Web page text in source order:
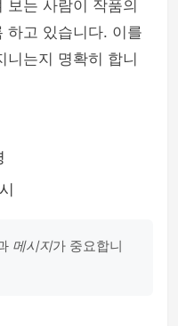
보는 사람이 작품의
하고 있습니다. 이를
니는지 명확히 합니
메시지가 중요합니